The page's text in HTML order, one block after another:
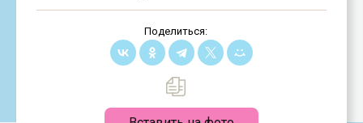
Поделиться: